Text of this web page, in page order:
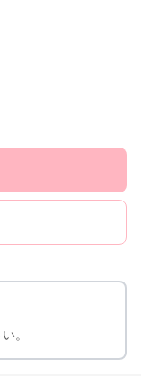
。